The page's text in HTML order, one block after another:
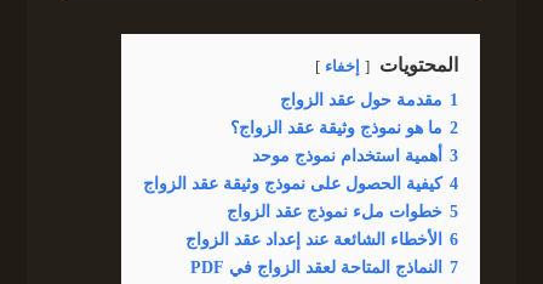
المحتويات إخفاء
1 مقدمة حول عقد الزواج
2 ما هو نموذج وثيقة عقد الزواج؟
3
أهمية استخدام نموذج موحد
4 كيفية الحصول على نموذج وثيقة عقد الزواج
5 خطوات ملء نموذج عقد الزواج
6
الأخطاء الشائعة عند إعداد عقد الزواج
7
النماذج المتاحة لعقد الزواج في PDF